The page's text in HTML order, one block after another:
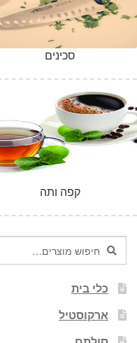
סכינים
קפה ותה
חיפוש
עבור:
חיפוש
כלי בית
ארקוסטיל